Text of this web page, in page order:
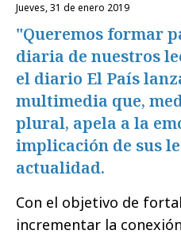
jueves, 31 de enero 2019
"Queremos formar
diaria de nuestros
el diario El País
multimedia que,
plural, apela a la
implicación de sus
actualidad.
Con el objetivo de
incrementar la